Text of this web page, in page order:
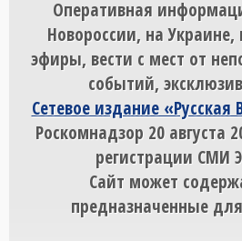
Оперативная
Новороссии, на
эфиры, вести с мест от
событий,
Сетевое издание «Русская
Роскомнадзор 20 августа
регистрации СМИ
Сайт может
предназначенные